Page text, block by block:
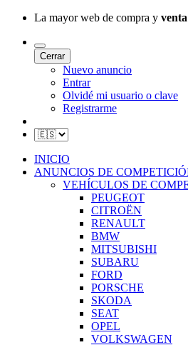
La mayor web de compra y
Cerrar
Nuevo anuncio
Entrar
Olvidé mi usuario o clave
Registrarme
INICIO
ANUNCIOS DE
VEHÍCULOS DE
PEUGEOT
CITROËN
RENAULT
BMW
MITSUBISHI
SUBARU
FORD
PORSCHE
SKODA
SEAT
OPEL
VOLKSWAGEN